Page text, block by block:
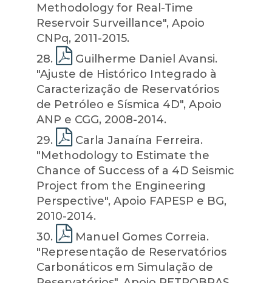
Methodology for Real-Time
Reservoir Surveillance", Apoio
CNPq, 2011-2015.
28.
Guilherme Daniel Avansi.
"Ajuste de Histórico Integrado à
Caracterização de Reservatórios
de Petróleo e Sísmica 4D", Apoio
ANP e CGG, 2008-2014.
29.
Carla Janaína Ferreira.
"Methodology to Estimate the
Chance of Success of a 4D Seismic
Project from the Engineering
Perspective", Apoio FAPESP e BG,
2010-2014.
30.
Manuel Gomes Correia.
"Representação de Reservatórios
Carbonáticos em Simulação de